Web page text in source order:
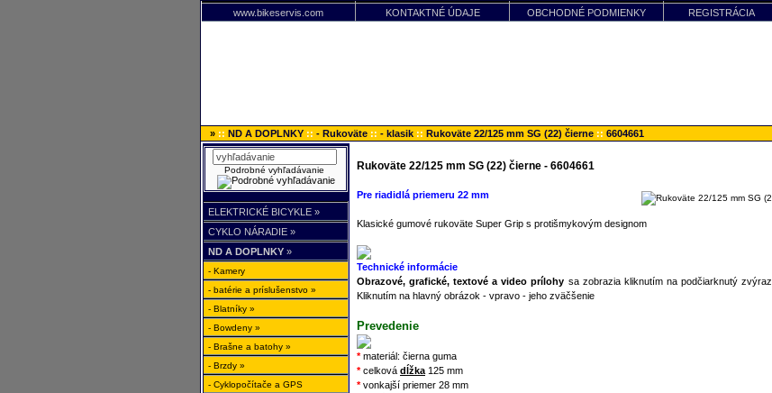
www.bikeservis.com KONTAKTNÉ ÚDAJE OBCHODNÉ PODMIENKY REGISTRÁCIA
» :: ND A DOPLNKY :: - Rukoväte :: - klasik :: Rukoväte 22/125 mm SG (22) čierne :: 6604661
Podrobné vyhľadávanie
ELEKTRICKÉ BICYKLE »
CYKLO NÁRADIE »
ND A DOPLNKY »
- Kamery
- batérie a príslušenstvo »
- Blatníky »
- Bowdeny »
- Brašne a batohy »
- Brzdy »
- Cyklopočítače a GPS
Rukoväte 22/125 mm SG (22) čierne - 6604661
Pre riadidlá priemeru 22 mm
Klasické gumové rukoväte Super Grip s protišmykovým designom
Technické informácie
Obrazové, grafické, textové a video prílohy sa zobrazia kliknutím na podčiarknutý
Kliknutím na hlavný obrázok - vpravo - jeho zväčšenie
Prevedenie
*materiál: čierna guma
*celková dĺžka 125 mm
*vonkajší priemer 28 mm